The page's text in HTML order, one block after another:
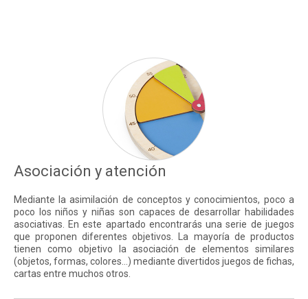
Asociación y atención
Mediante la asimilación de conceptos y conocimientos, poco a
poco los niños y niñas son capaces de desarrollar habilidades
asociativas. En este apartado encontrarás una serie de juegos
que proponen diferentes objetivos. La mayoría de productos
tienen como objetivo la asociación de elementos similares
(objetos, formas, colores...) mediante divertidos juegos de fichas,
cartas entre muchos otros.